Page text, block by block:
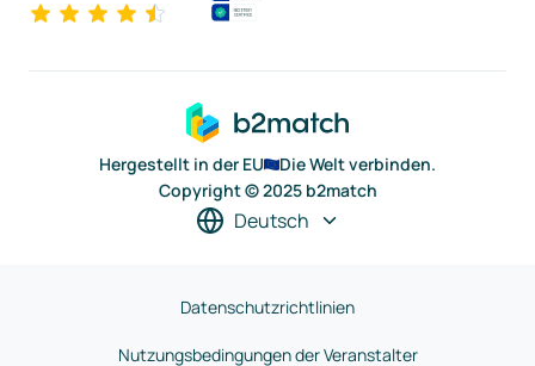
Hergestellt in der EU
Die Welt verbinden.
Copyright © 2025 b2match
Deutsch
Datenschutzrichtlinien
Nutzungsbedingungen der Veranstalter